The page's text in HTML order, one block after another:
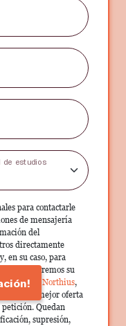
de estudios
para contactarle
de mensajería
del
directamente
en su caso, para
Compartiremos su
elGrupo Northius,
llegar la mejor oferta
petición. Quedan
supresión,